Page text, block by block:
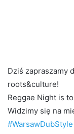
Dziś zapraszamy
roots&culture!
Reggae Night is
Widzimy się na
#WarsawDubStyle